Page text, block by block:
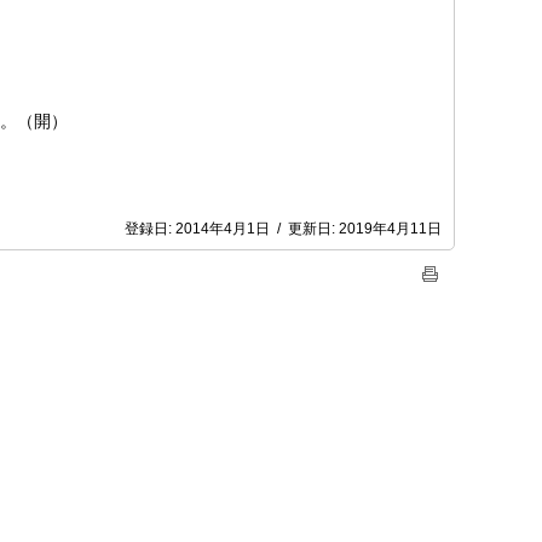
（開）
登録日: 2014年4月1日 / 更新日: 2019年4月11日